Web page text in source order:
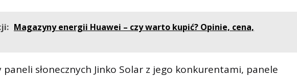
Magazyny energii Huawei – czy warto kupić? Opinie, cena,
słonecznych Jinko Solar z jego konkurentami, panele